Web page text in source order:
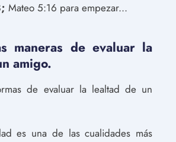
Mateo 5:16 para empezar...
maneras de evaluar la
amigo.
de evaluar la lealtad de un
es una de las cualidades más